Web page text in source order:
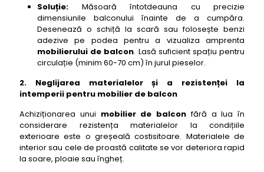
Soluție: Măsoară întotdeauna cu precizie
dimensiunile balconului înainte de a cumpăra.
Desenează o schiță la scară sau folosește benzi
adezive pe podea pentru a vizualiza amprenta
mobilierului de balcon. Lasă suficient spațiu pentru
circulație (minim 60-70 cm) în jurul pieselor.
2. Neglijarea materialelor și a rezistenței la
intemperii pentru mobilier de balcon
Achiziționarea unui mobilier de balcon fără a lua în
considerare rezistența materialelor la condițiile
exterioare este o greșeală costisitoare. Materialele de
interior sau cele de proastă calitate se vor deteriora rapid
la soare, ploaie sau îngheț.